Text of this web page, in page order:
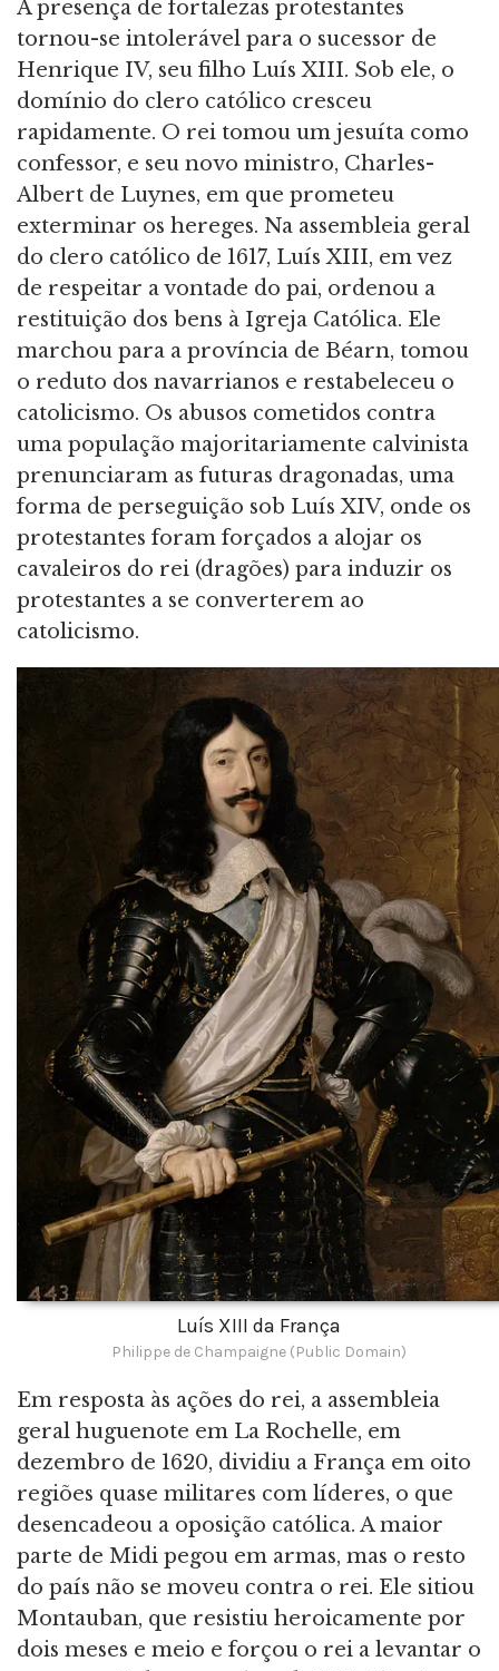
A presença de fortalezas protestantes
tornou-se intolerável para o sucessor de
Henrique IV, seu filho Luís XIII. Sob ele, o
domínio do clero católico cresceu
rapidamente. O rei tomou um jesuíta como
confessor, e seu novo ministro, Charles-
Albert de Luynes, em que prometeu
exterminar os hereges. Na assembleia geral
do clero católico de 1617, Luís XIII, em vez
de respeitar a vontade do pai, ordenou a
restituição dos bens à Igreja Católica. Ele
marchou para a província de Béarn, tomou
o reduto dos navarrianos e restabeleceu o
catolicismo. Os abusos cometidos contra
uma população majoritariamente calvinista
prenunciaram as futuras dragonadas, uma
forma de perseguição sob Luís XIV, onde os
protestantes foram forçados a alojar os
cavaleiros do rei (dragões) para induzir os
protestantes a se converterem ao
catolicismo.
Luís XIII da França
Philippe de Champaigne (Public Domain)
Em resposta às ações do rei, a assembleia
geral huguenote em La Rochelle, em
dezembro de 1620, dividiu a França em oito
regiões quase militares com líderes, o que
desencadeou a oposição católica. A maior
parte de Midi pegou em armas, mas o resto
do país não se moveu contra o rei. Ele sitiou
Montauban, que resistiu heroicamente por
dois meses e meio e forçou o rei a levantar o